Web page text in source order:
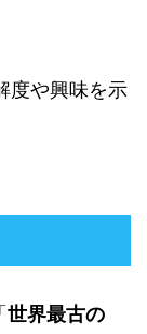
度や興味を示
世界最古の